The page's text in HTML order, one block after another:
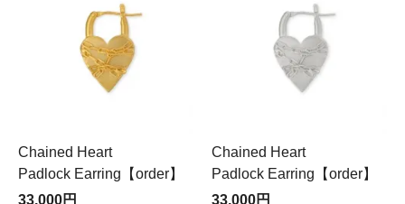
Chained Heart
Padlock Earring【order】
33,000円
Chained Heart
Padlock Earring【order】
33,000円